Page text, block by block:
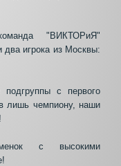
"ВИКТОРиЯ"
два игрока из Москвы:
с первого
лишь чемпиону, наши
с высокими